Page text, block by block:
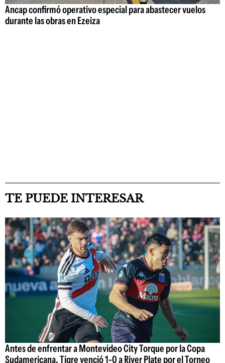
Ancap confirmó operativo especial para abastecer vuelos
durante las obras en Ezeiza
TE PUEDE INTERESAR
Antes de enfrentar a Montevideo City Torque por la Copa
Sudamericana, Tigre venció 1-0 a River Plate por el Torneo